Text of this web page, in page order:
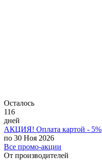
Осталось
116
дней
АКЦИЯ! Оплата картой - 5%
по 30 Ноя 2026
Все промо-акции
От производителей